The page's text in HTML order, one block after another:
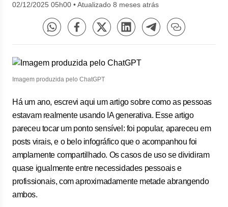
02/12/2025 05h00 •Atualizado 8 meses atrás
Imagem produzida pelo ChatGPT
Há um ano, escrevi aqui um artigo sobre como as pessoas
estavam realmente usando IA generativa. Esse artigo
pareceu tocar um ponto sensível: foi popular, apareceu em
posts virais, e o belo infográfico que o acompanhou foi
amplamente compartilhado. Os casos de uso se dividiram
quase igualmente entre necessidades pessoais e
profissionais, com aproximadamente metade abrangendo
ambos.